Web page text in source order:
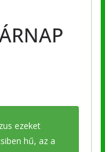
ezeket
hű, az a